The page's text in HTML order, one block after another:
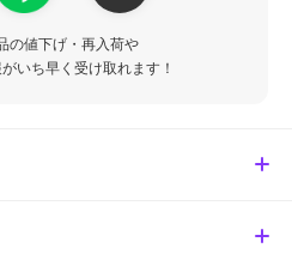
の値下げ・再入荷や
いち早く受け取れます！